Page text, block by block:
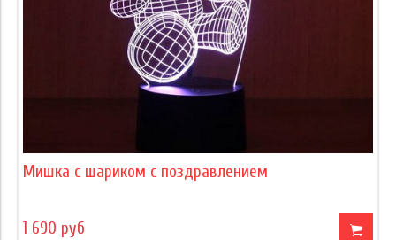
Мишка с шариком с поздравлением
1 690 руб